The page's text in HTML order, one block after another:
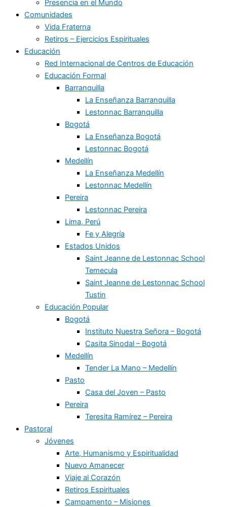
Presencia en el Mundo
Comunidades
Vida Fraterna
Retiros – Ejercicios Espirituales
Educación
Red Internacional de Centros de Educación
Educación Formal
Barranquilla
La Enseñanza Barranquilla
Lestonnac Barranquilla
Bogotá
La Enseñanza Bogotá
Lestonnac Bogotá
Medellín
La Enseñanza Medellín
Lestonnac Medellín
Pereira
Lestonnac Pereira
Lima, Perú
Fe y Alegría
Estados Unidos
Saint Jeanne de Lestonnac School
Temecula
Saint Jeanne de Lestonnac School
Tustin
Educación Popular
Bogotá
Instituto Nuestra Señora – Bogotá
Casita Sinodal – Bogotá
Medellín
Tender La Mano – Medellín
Pasto
Casa del Joven – Pasto
Pereira
Teresita Ramírez – Pereira
Pastoral
Jóvenes
Arte, Humanismo y Espiritualidad
Nuevo Amanecer
Viaje al Corazón
Retiros Espirituales
Campamento – Misiones